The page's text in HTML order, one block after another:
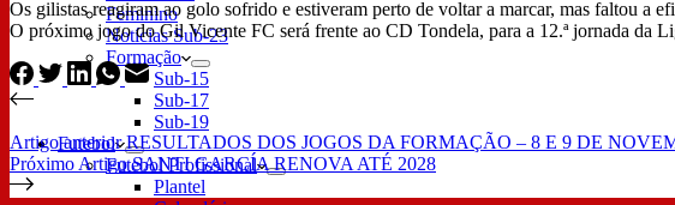
Feminino
Notícias Sub-23
Formação
Sub-15
Sub-17
Sub-19
Futebol
Futebol Profissional
Plantel
Os gilistas reagiram ao golo sofrido e estiveram perto de voltar a marcar, mas faltou a
O próximo jogo do Gil Vicente FC será frente ao CD Tondela, para a 12.ª jornada da
ArtigoanteriorRESULTADOS DOS JOGOS DA FORMAÇÃO – 8 E 9 DE
Próximo Artigo SANTI GARCÍA RENOVA ATÉ 2028